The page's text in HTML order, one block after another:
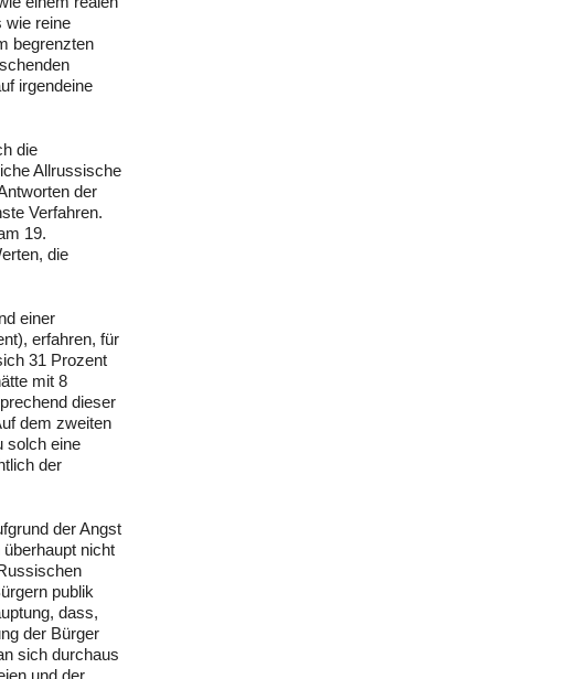
wie reine
begrenzten
irgendeine
die
Allrussische
der
Verfahren.
19.
die
einer
erfahren, für
31 Prozent
mit 8
dieser
dem zweiten
solch eine
der
der Angst
nicht
publik
dass,
der Bürger
sich durchaus